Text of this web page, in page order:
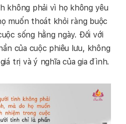
không phải vì họ không yêu
muốn thoát khỏi ràng buộc
sống hằng ngày. Đối với
của cuộc phiêu lưu, không
trị và ý nghĩa của gia đình.